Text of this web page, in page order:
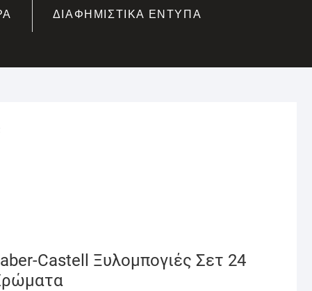
ΔΙΑΦΗΜΙΣΤΙΚΑ ΕΝΤΥΠΑ
Castell Ξυλομπογιές Σετ 24